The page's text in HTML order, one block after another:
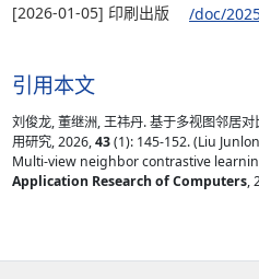
[2026-01-05] 印刷出版
/doc/
引用本文
刘俊龙, 董继洲, 王祎丹. 基于多视图邻居
用研究, 2026,43(1): 145-152. (Liu
Multi-view neighbor contrastive
Application Research of Computers,